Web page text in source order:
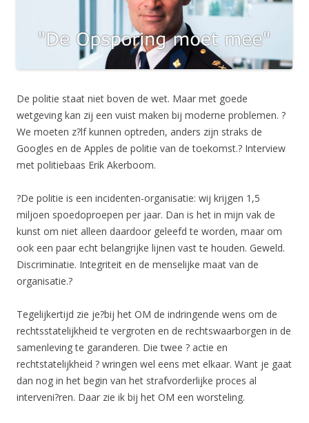
De politie staat niet boven de wet. Maar met goede
wetgeving kan zij een vuist maken bij moderne problemen. ?
We moeten z?lf kunnen optreden, anders zijn straks de
Googles en de Apples de politie van de toekomst.? Interview
met politiebaas Erik Akerboom.
?De politie is een incidenten-organisatie: wij krijgen 1,5
miljoen spoedoproepen per jaar. Dan is het in mijn vak de
kunst om niet alleen daardoor geleefd te worden, maar om
ook een paar echt belangrijke lijnen vast te houden. Geweld.
Discriminatie. Integriteit en de menselijke maat van de
organisatie.?
Tegelijkertijd zie je?bij het OM de indringende wens om de
rechtsstatelijkheid te vergroten en de rechtswaarborgen in de
samenleving te garanderen. Die twee ? actie en
rechtstatelijkheid ? wringen wel eens met elkaar. Want je gaat
dan nog in het begin van het strafvorderlijke proces al
interveni?ren. Daar zie ik bij het OM een worsteling.